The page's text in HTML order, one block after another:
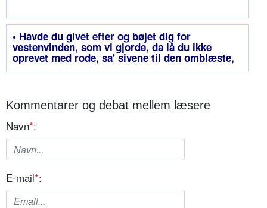
• Havde du givet efter og bøjet dig for
vestenvinden, som vi gjorde, da lå du ikke
oprevet med rode, sa' sivene til den omblæste,
gamle eg
Kommentarer og debat mellem læsere
Navn*:
E-mail*: